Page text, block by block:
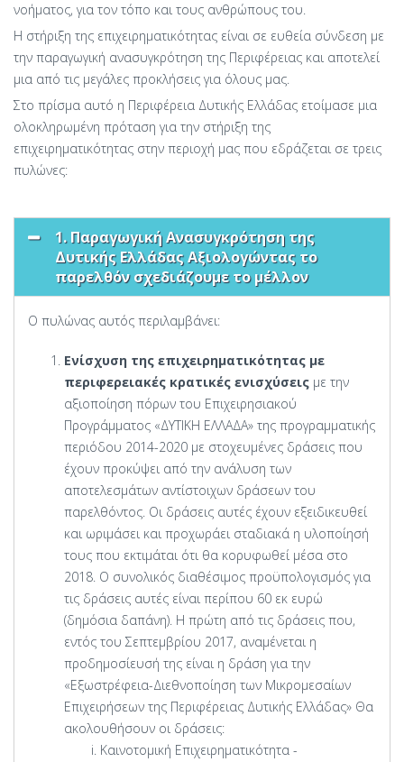
νοήματος, για τον τόπο και τους ανθρώπους του.
Η στήριξη της επιχειρηματικότητας είναι σε ευθεία σύνδεση με
την παραγωγική ανασυγκρότηση της Περιφέρειας και αποτελεί
μια από τις μεγάλες προκλήσεις για όλους μας.
Στο πρίσμα αυτό η Περιφέρεια Δυτικής Ελλάδας ετοίμασε μια
ολοκληρωμένη πρόταση για την στήριξη της
επιχειρηματικότητας στην περιοχή μας που εδράζεται σε τρεις
πυλώνες:
1. Παραγωγική Ανασυγκρότηση της
Δυτικής Ελλάδας Αξιολογώντας το
παρελθόν σχεδιάζουμε το μέλλον
Ο πυλώνας αυτός περιλαμβάνει:
Ενίσχυση της επιχειρηματικότητας με
περιφερειακές κρατικές ενισχύσεις με την
αξιοποίηση πόρων του Επιχειρησιακού
Προγράμματος «ΔΥΤΙΚΗ ΕΛΛΑΔΑ» της προγραμματικής
περιόδου 2014-2020 με στοχευμένες δράσεις που
έχουν προκύψει από την ανάλυση των
αποτελεσμάτων αντίστοιχων δράσεων του
παρελθόντος. Οι δράσεις αυτές έχουν εξειδικευθεί
και ωριμάσει και προχωράει σταδιακά η υλοποίησή
τους που εκτιμάται ότι θα κορυφωθεί μέσα στο
2018. Ο συνολικός διαθέσιμος προϋπολογισμός για
τις δράσεις αυτές είναι περίπου 60 εκ ευρώ
(δημόσια δαπάνη). Η πρώτη από τις δράσεις που,
εντός του Σεπτεμβρίου 2017, αναμένεται η
προδημοσίευσή της είναι η δράση για την
«Εξωστρέφεια-Διεθνοποίηση των Μικρομεσαίων
Επιχειρήσεων της Περιφέρειας Δυτικής Ελλάδας» Θα
ακολουθήσουν οι δράσεις:
Καινοτομική Επιχειρηματικότητα -